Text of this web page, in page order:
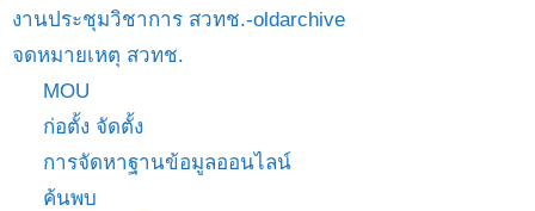
งานประชุมวิชาการ สวทช.-oldarchive
จดหมายเหตุ สวทช.
MOU
ก่อตั้ง จัดตั้ง
การจัดหาฐานข้อมูลออนไลน์
ค้นพบ